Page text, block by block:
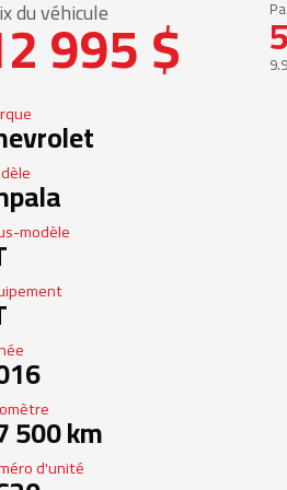
du véhicule
995 $
modèle
500 km
d'unité